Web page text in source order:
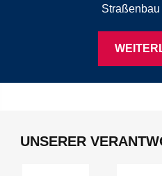
Straßenbau
UNSERER